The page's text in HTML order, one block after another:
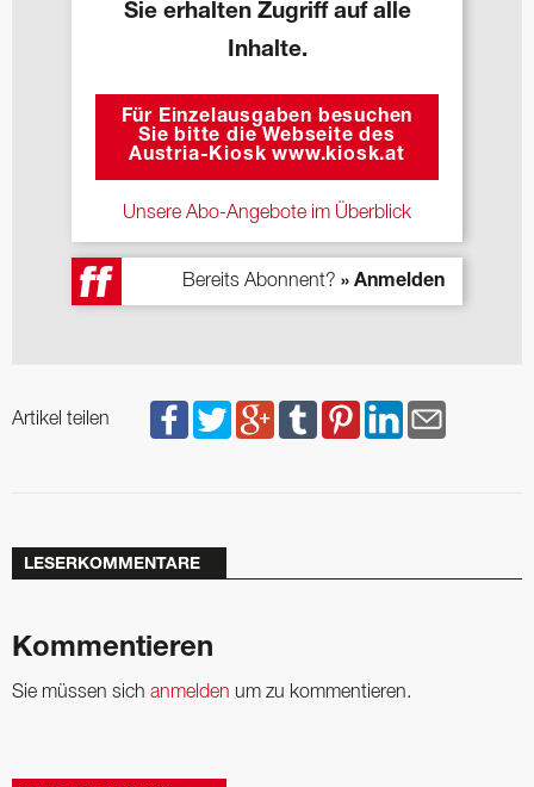
Sie erhalten Zugriff auf alle
Inhalte.
Für Einzelausgaben besuchen
Sie bitte die Webseite des
Austria-Kiosk www.kiosk.at
Unsere Abo-Angebote im Überblick
Bereits Abonnent? » Anmelden
Artikel teilen
LESERKOMMENTARE
Kommentieren
Sie müssen sich anmelden um zu kommentieren.